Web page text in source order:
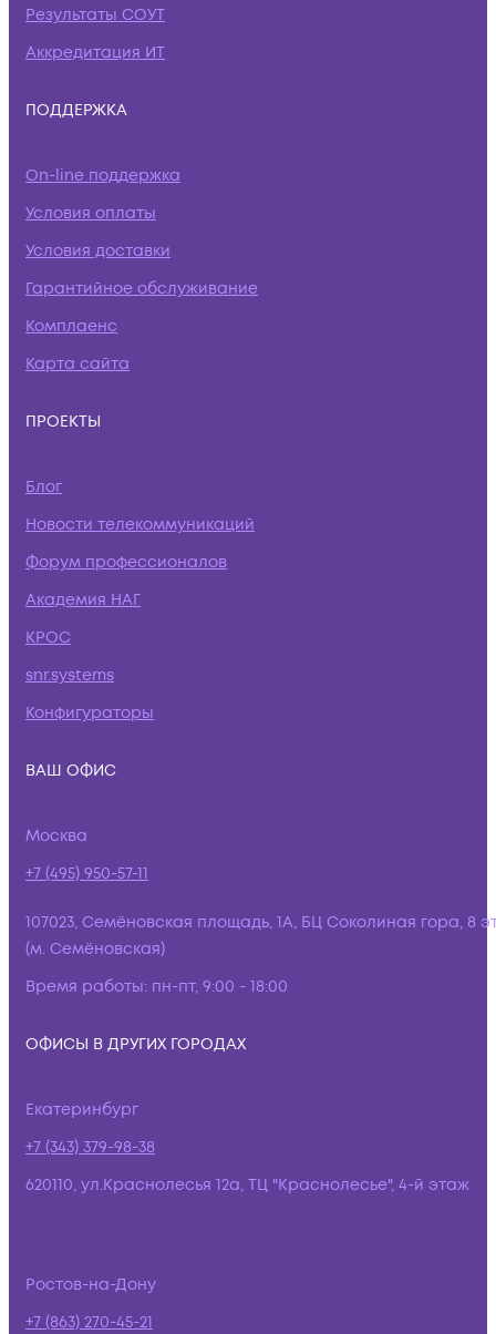
Результаты СОУТ
Аккредитация ИТ
ПОДДЕРЖКА
On-line поддержка
Условия оплаты
Условия доставки
Гарантийное обслуживание
Комплаенс
Карта сайта
ПРОЕКТЫ
Блог
Новости телекоммуникаций
Форум профессионалов
Академия НАГ
КРОС
snr.systems
Конфигураторы
ВАШ ОФИС
Москва
+7 (495) 950-57-11
107023, Семёновская площадь, 1А, БЦ Соколиная гора, 8
(м. Семёновская)
Время работы: пн-пт, 9:00 - 18:00
ОФИСЫ В ДРУГИХ ГОРОДАХ
Екатеринбург
+7 (343) 379-98-38
620110, ул.Краснолесья 12а, ТЦ "Краснолесье", 4-й этаж
Ростов-на-Дону
+7 (863) 270-45-21